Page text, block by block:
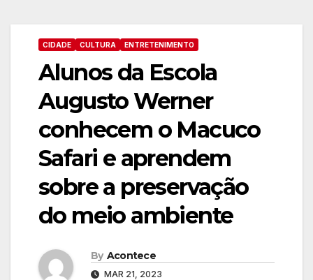
CIDADE CULTURA ENTRETENIMENTO
Alunos da Escola
Augusto Werner
conhecem o Macuco
Safari e aprendem
sobre a preservação
do meio ambiente
By Acontece
MAR 21, 2023